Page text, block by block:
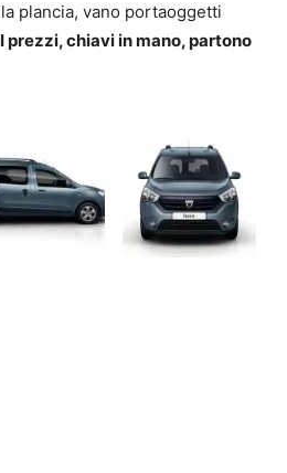
plancia, vano portaoggetti
I prezzi, chiavi in mano, partono